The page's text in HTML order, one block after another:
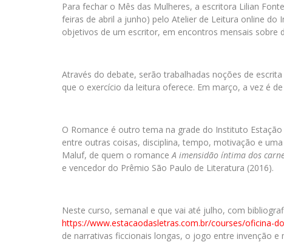
Para fechar o Mês das Mulheres, a escritora Lilian
feiras de abril a junho) pelo Atelier de Leitura online do
objetivos de um escritor, em encontros mensais
Através do debate, serão trabalhadas noções de
que o exercício da leitura oferece. Em março, a vez é de
O Romance é outro tema na grade do Instituto
entre outras coisas, disciplina, tempo, motivação e
Maluf, de quem o romanceA imensidão íntima dos
e vencedor do Prêmio São Paulo de Literatura (2016).
Neste curso, semanal e que vai até julho, com
https://www.estacaodasletras.com.br/courses/oficina-
de narrativas ficcionais longas, o jogo entre invenção